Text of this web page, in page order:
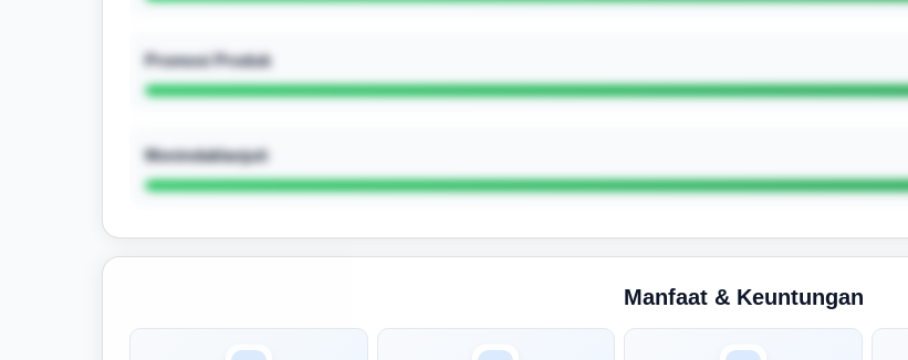
Promosi Produk
Menindaklanjuti
Manfaat & Keuntungan